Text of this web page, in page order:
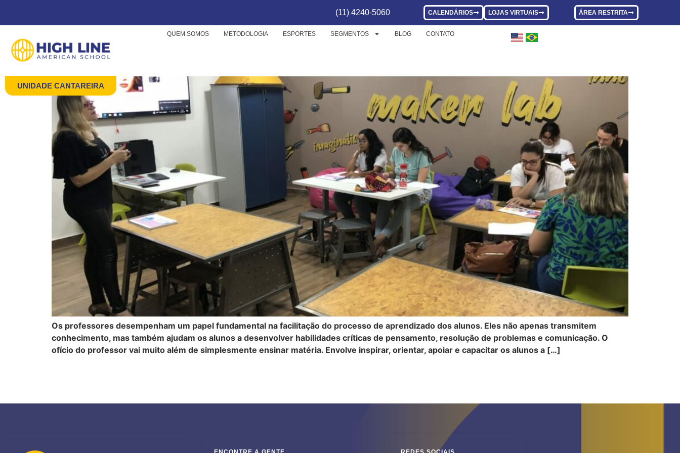
(11) 4240-5060 CALENDÁRIOS LOJAS VIRTUAIS ÁREA RESTRITA
QUEM SOMOS METODOLOGIA ESPORTES SEGMENTOS BLOG CONTATO
UNIDADE CANTAREIRA
CAPACITAÇÃO PROFISSIONAL
Qual a importância da capacitação profissional dos educadores?
Os professores desempenham um papel fundamental na facilitação do processo de aprendizado dos alunos. Eles não apenas transmitem
conhecimento, mas também ajudam os alunos a desenvolver habilidades críticas de pensamento, resolução de problemas e comunicação. O
ofício do professor vai muito além de simplesmente ensinar matéria. Envolve inspirar, orientar, apoiar e capacitar os alunos a […]